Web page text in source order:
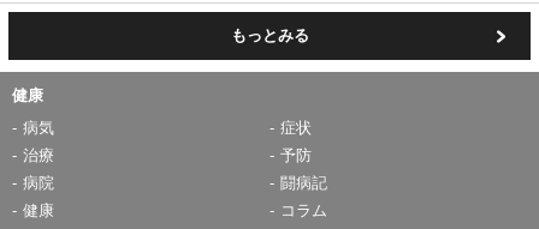
もっとみる
健康
病気
症状
治療
予防
病院
闘病記
健康
コラム